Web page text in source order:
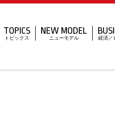
TOPICS
トピックス
NEW MODEL
ニューモデル 経済／